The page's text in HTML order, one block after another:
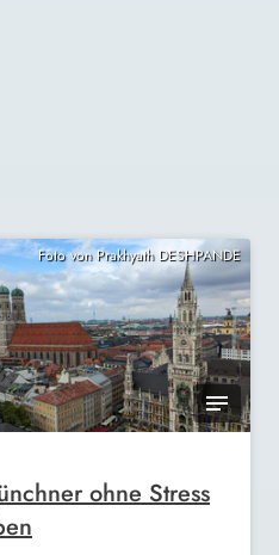
Foto von Prakhyath DESHPANDE
ohne Stress